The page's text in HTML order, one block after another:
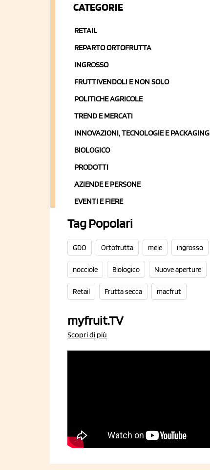
CATEGORIE
RETAIL
REPARTO ORTOFRUTTA
INGROSSO
FRUTTIVENDOLI E NON SOLO
POLITICHE AGRICOLE
TREND E MERCATI
INNOVAZIONI, TECNOLOGIE E PACKAGING
BIOLOGICO
PRODOTTI
AZIENDE E PERSONE
EVENTI E FIERE
Tag Popolari
GDO Ortofrutta mele ingrosso
nocciole Biologico Nuove aperture
Retail Frutta secca macfrut
myfruit.TV
Scopri di più